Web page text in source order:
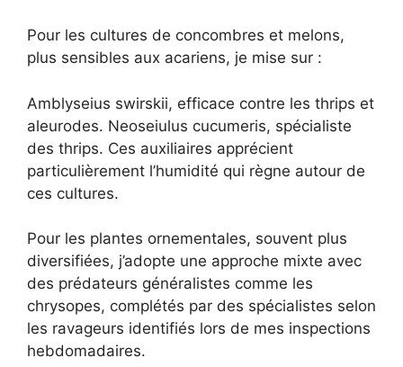
Pour les cultures de concombres et melons,
plus sensibles aux acariens, je mise sur :
Amblyseius swirskii, efficace contre les thrips et
aleurodes. Neoseiulus cucumeris, spécialiste
des thrips. Ces auxiliaires apprécient
particulièrement l’humidité qui règne autour de
ces cultures.
Pour les plantes ornementales, souvent plus
diversifiées, j’adopte une approche mixte avec
des prédateurs généralistes comme les
chrysopes, complétés par des spécialistes selon
les ravageurs identifiés lors de mes inspections
hebdomadaires.